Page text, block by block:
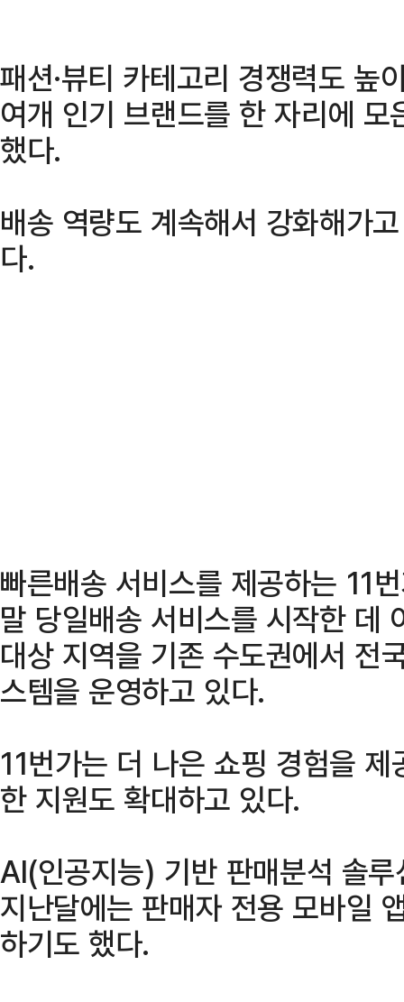
패션·뷰티 카테고리 경쟁력도
여개 인기 브랜드를 한 자리에 모
했다.
배송 역량도 계속해서 강화해가
다.
빠른배송 서비스를 제공하는 11
말 당일배송 서비스를 시작한 데
대상 지역을 기존 수도권에서 전
스템을 운영하고 있다.
11번가는 더 나은 쇼핑 경험을
한 지원도 확대하고 있다.
AI(인공지능) 기반 판매분석 솔
지난달에는 판매자 전용 모바일
하기도 했다.